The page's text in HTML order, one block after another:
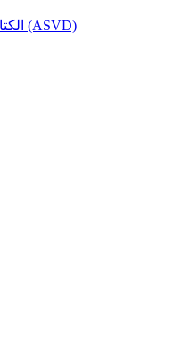
الكتاب المقدس ترجمة فانديك وسميث (ASVD)